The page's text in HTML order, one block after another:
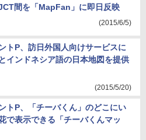
間を「MapFan」に即日反映
(2015/6/5)
トP、訪日外国人向けサービスに
インドネシア語の日本地図を提供
(2015/5/20)
トP、「チーバくん」のどこにい
で表示できる「チーバくんマッ